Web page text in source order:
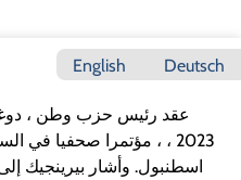
English Deutsch
اسطنبول. وأشار بيرينجيك